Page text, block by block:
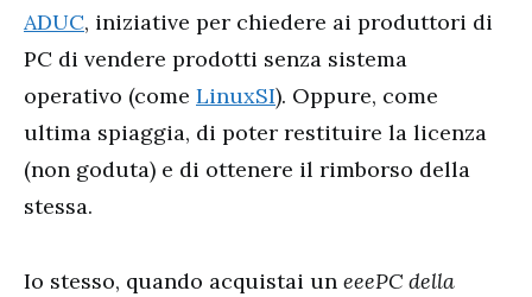
ADUC, iniziative per chiedere ai produttori di
PC di vendere prodotti senza sistema
operativo (come LinuxSI). Oppure, come
ultima spiaggia, di poter restituire la licenza
(non goduta) e di ottenere il rimborso della
stessa.
Io stesso, quando acquistai un eeePC della